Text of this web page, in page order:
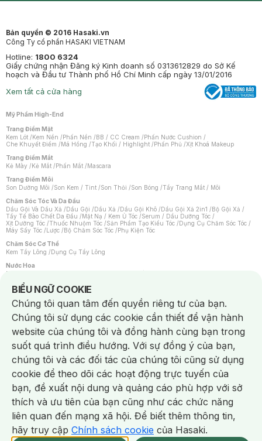
NowFree 2H Giao Nhanh Miễn Phí 2H Xem chi tiết
Bản quyền © 2016 Hasaki.vn
Công Ty cổ phần HASAKI VIETNAM
Hotline: 1800 6324
Giấy chứng nhận Đăng ký Kinh doanh số 0313612829 do Sở Kế
hoạch và Đầu tư Thành phố Hồ Chí Minh cấp ngày 13/01/2016
Xem tất cả cửa hàng
Mỹ Phẩm High-End
Trang Điểm Mặt
Kem Lót /Kem Nền /Phấn Nền /BB / CC Cream /Phấn Nước Cushion /
Che Khuyết Điểm /Má Hồng /Tạo Khối / Highlight /Phấn Phủ /Xịt Khoá Makeup
Trang Điểm Mắt
Kẻ Mày /Kẻ Mắt /Phấn Mắt /Mascara
Trang Điểm Môi
Son Dưỡng Môi /Son Kem / Tint /Son Thỏi /Son Bóng /Tẩy Trang Mắt / Môi
Chăm Sóc Tóc Và Da Đầu
Dầu Gội Và Dầu Xả /Dầu Gội /Dầu Xả /Dầu Gội Khô /Dầu Gội Xả 2in1 /Bộ Gội Xả /
Tẩy Tế Bào Chết Da Đầu /Mặt Nạ / Kem Ủ Tóc /Serum / Dầu Dưỡng Tóc /
Xịt Dưỡng Tóc /Thuốc Nhuộm Tóc /Sản Phẩm Tạo Kiểu Tóc /Dụng Cụ Chăm Sóc Tóc /
Máy Sấy Tóc /Lược /Bộ Chăm Sóc Tóc /Phụ Kiện Tóc
Chăm Sóc Cơ Thể
Kem Tẩy Lông /Dụng Cụ Tẩy Lông
Nước Hoa
Nước Hoa Nữ
Chăm Sóc Cá Nhân
Chống Muỗi /Khẩu Trang /Máy Massage/Mặt Nạ Xông Hơi /Nước Rửa Tay/
Sản Phẩm Chăm Sóc Khác /Bàn Chải Đánh Răng /Bàn Chải Điện/
Hỗ Trợ Trắng Răng/Kem Đánh Răng /Máy Tăm Nước/ Nước Súc Miệng/
Tăm / Chỉ Nha Khoa/ Xịt Thơm Miệng / Dung Dịch Vệ Sinh/Dưỡng Vùng Kín/
Khăn Ướt Vệ Sinh Vùng Kín/Băng Vệ Sinh/Tampon/Bọt Cạo Râu /Dao Cạo Râu/
Máy Cạo Râu
Vấn Đề Về Da
Da Dầu / Lỗ Chân Lông To/ Da Khô / Mất Nước/ Da Lão Hóa/ Da Mụn/
Da Nhạy Cảm / Kích Ứng
Da Xỉn Màu Thâm / Nám / Tàn Nhang
Quầng Thâm & Bọng Mắt /Sẹo /Viêm Da Cơ Địa
Dụng Cụ / Phụ Kiện Chăm Sóc Da
Bông Tẩy Trang
Khăn Lau Mặt Khô Dụng Cụ / Máy Rửa Mặt Máy Chăm Sóc Da
Dụng Cụ Chăm Sóc Khác
BIỂU NGỮ COOKIE
Notice about cookies usage
Chúng tôi quan tâm đến quyền riêng tư của bạn.
Chúng tôi sử dụng các cookie cần thiết để vận hành
website của chúng tôi và đồng hành cùng bạn trong
suốt quá trình điều hướng. Với sự đồng ý của bạn,
chúng tôi và các đối tác của chúng tôi cũng sử dụng
cookie để theo dõi các hoạt động trực tuyến của
bạn, đề xuất nội dung và quảng cáo phù hợp với sở
thích và ưu tiên của bạn cũng như các chức năng
liên quan đến mạng xã hội. Để biết thêm thông tin,
hãy truy cập Chính sách cookie của Hasaki.